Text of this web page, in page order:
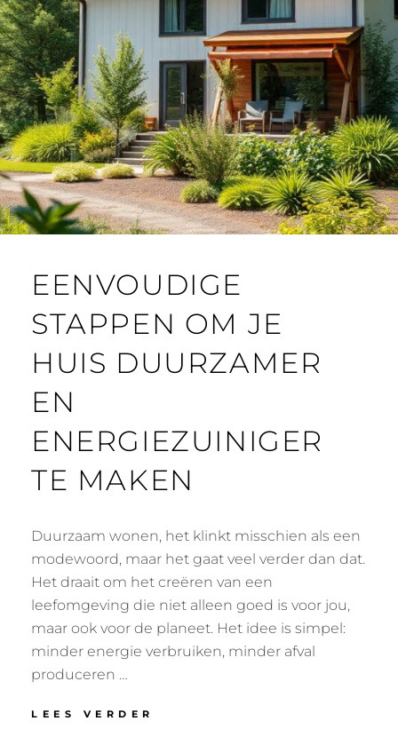
EENVOUDIGE
STAPPEN OM JE
HUIS DUURZAMER
EN
ENERGIEZUINIGER
TE MAKEN
Duurzaam wonen, het klinkt misschien als een
modewoord, maar het gaat veel verder dan dat.
Het draait om het creëren van een
leefomgeving die niet alleen goed is voor jou,
maar ook voor de planeet. Het idee is simpel:
minder energie verbruiken, minder afval
produceren …
LEES VERDER